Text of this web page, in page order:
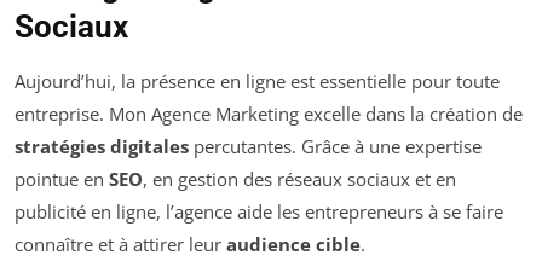
Sociaux
Aujourd’hui, la présence en ligne est essentielle pour toute
entreprise. Mon Agence Marketing excelle dans la création de
stratégies digitales percutantes. Grâce à une expertise
pointue en SEO, en gestion des réseaux sociaux et en
publicité en ligne, l’agence aide les entrepreneurs à se faire
connaître et à attirer leur audience cible.